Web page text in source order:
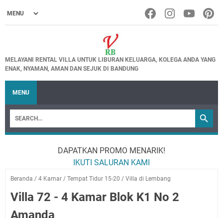
MELAYANI RENTAL VILLA UNTUK LIBURAN KELUARGA, KOLEGA ANDA YANG
ENAK, NYAMAN, AMAN DAN SEJUK DI BANDUNG
MENU
DAPATKAN PROMO MENARIK!
IKUTI SALURAN KAMI
Beranda / 4 Kamar / Tempat Tidur 15-20 / Villa di Lembang
Villa 72 - 4 Kamar Blok K1 No 2
Amanda